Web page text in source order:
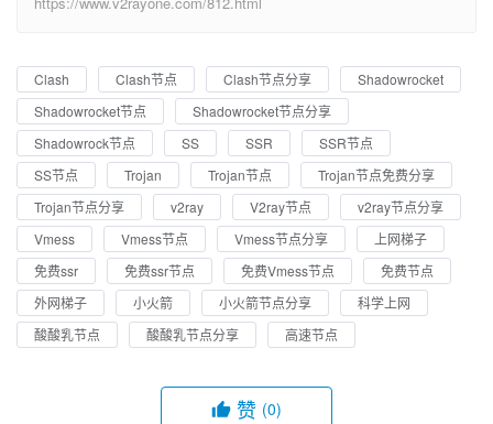
Clash Clash节点 Clash节点分享
Shadowrocket
Shadowrocket节点
Shadowrocket节点分享
Shadowrock节点
SS SSR
SSR节点
SS节点
Trojan Trojan节点
Trojan节点免费分享
Trojan节点分享
v2ray V2ray节点
v2ray节点分享
Vmess
Vmess节点 Vmess节点分享
上网梯子
免费ssr
免费ssr节点 免费Vmess节点
免费节点
外网梯子
小火箭 小火箭节点分享
科学上网
酸酸乳节点
酸酸乳节点分享 高速节点
赞 (0)